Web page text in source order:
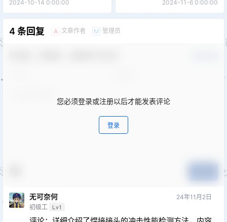
2024-10-14 0:00:00 2024-11-6 0:00:00
4 条回复 A 文章作者 M 管理员
您必须登录或注册以后才能发表评论
登录
无可奈何
初级工 Lv1
24年11月2日